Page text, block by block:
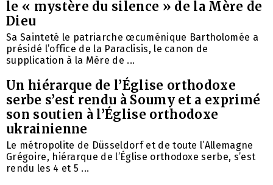
le « mystère du silence » de la Mère de
Dieu
Sa Sainteté le patriarche œcuménique Bartholomée a
présidé l’office de la Paraclisis, le canon de
supplication à la Mère de ...
Un hiérarque de l’Église orthodoxe
serbe s’est rendu à Soumy et a exprimé
son soutien à l’Église orthodoxe
ukrainienne
Le métropolite de Düsseldorf et de toute l’Allemagne
Grégoire, hiérarque de l’Église orthodoxe serbe, s’est
rendu les 4 et 5 ...